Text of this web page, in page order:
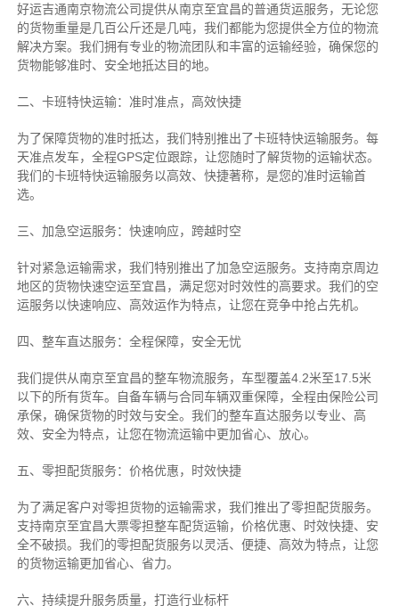
好运吉通南京物流公司提供从南京至宜昌的普通货运服务，无论您
的货物重量是几百公斤还是几吨，我们都能为您提供全方位的物流
解决方案。我们拥有专业的物流团队和丰富的运输经验，确保您的
货物能够准时、安全地抵达目的地。
二、卡班特快运输：准时准点，高效快捷
为了保障货物的准时抵达，我们特别推出了卡班特快运输服务。每
天准点发车，全程GPS定位跟踪，让您随时了解货物的运输状态。
我们的卡班特快运输服务以高效、快捷著称，是您的准时运输首
选。
三、加急空运服务：快速响应，跨越时空
针对紧急运输需求，我们特别推出了加急空运服务。支持南京周边
地区的货物快速空运至宜昌，满足您对时效性的高要求。我们的空
运服务以快速响应、高效运作为特点，让您在竞争中抢占先机。
四、整车直达服务：全程保障，安全无忧
我们提供从南京至宜昌的整车物流服务，车型覆盖4.2米至17.5米
以下的所有货车。自备车辆与合同车辆双重保障，全程由保险公司
承保，确保货物的时效与安全。我们的整车直达服务以专业、高
效、安全为特点，让您在物流运输中更加省心、放心。
五、零担配货服务：价格优惠，时效快捷
为了满足客户对零担货物的运输需求，我们推出了零担配货服务。
支持南京至宜昌大票零担整车配货运输，价格优惠、时效快捷、安
全不破损。我们的零担配货服务以灵活、便捷、高效为特点，让您
的货物运输更加省心、省力。
六、持续提升服务质量，打造行业标杆